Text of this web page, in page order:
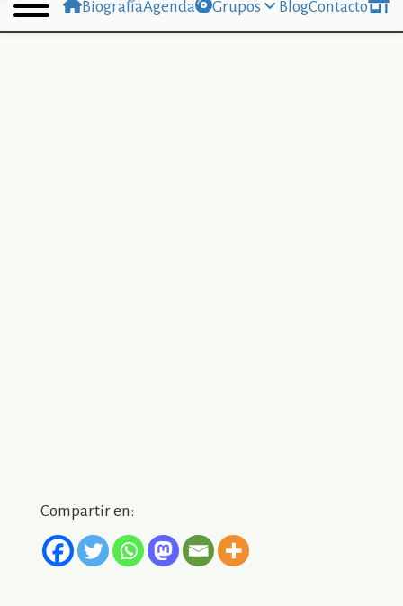
BiografíaAgenda Grupos BlogContacto
Compartir en: